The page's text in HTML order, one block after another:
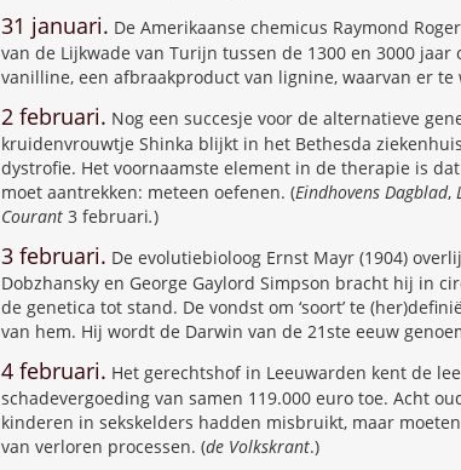
31 januari. De Amerikaanse chemicus Raymond
van de Lijkwade van Turijn tussen de 1300 en 3000
vanilline, een afbraakproduct van lignine, waarvan er te
2 februari. Nog een succesje voor de alternatieve
kruidenvrouwtje Shinka blijkt in het Bethesda
dystrofie. Het voornaamste element in de therapie is
moet aantrekken: meteen oefenen. (Eindhovens Dagblad,
Courant 3 februari.)
3 februari. De evolutiebioloog Ernst Mayr (1904)
Dobzhansky en George Gaylord Simpson bracht hij in
de genetica tot stand. De vondst om ‘soort’ te
van hem. Hij wordt de Darwin van de 21ste eeuw
4 februari. Het gerechtshof in Leeuwarden kent de
schadevergoeding van samen 119.000 euro toe. Acht
kinderen in sekskelders hadden misbruikt, maar
van verloren processen. (de Volkskrant.)